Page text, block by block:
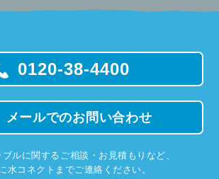
0120-38-4400
メールでのお問い合わせ
ルに関するご相談・お見積もりなど、
水コネクトまでご連絡ください。